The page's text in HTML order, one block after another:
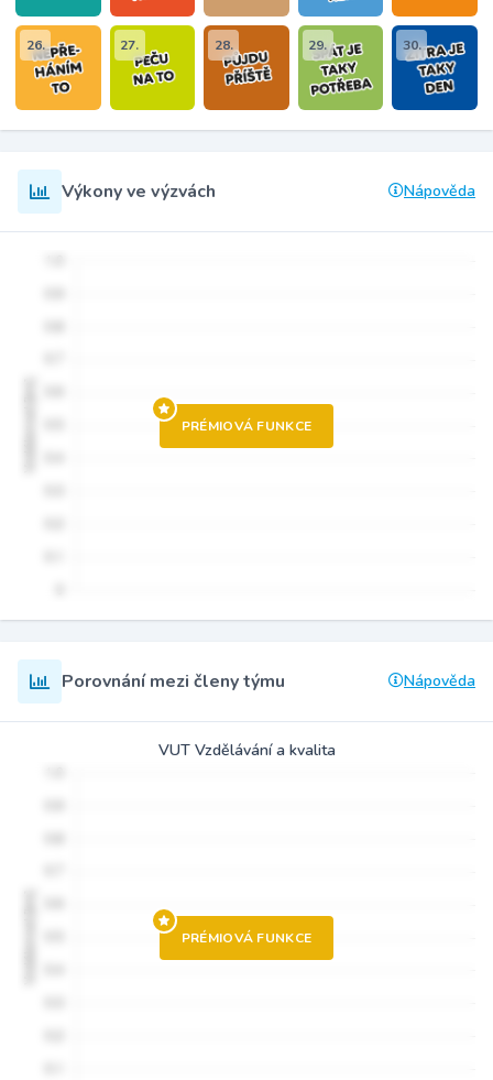
26. 27. 28. 29. 30.
Výkony ve výzvách Nápověda
PRÉMIOVÁ FUNKCE
Porovnání mezi členy týmu Nápověda
VUT Vzdělávání a kvalita
PRÉMIOVÁ FUNKCE